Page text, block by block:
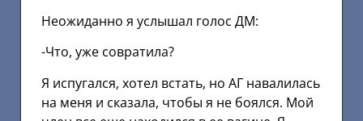
Неожиданно я услышал голос ДМ:
-Что, уже совратила?
Я испугался, хотел встать, но АГ навалилась
на меня и сказала, чтобы я не боялся. Мой